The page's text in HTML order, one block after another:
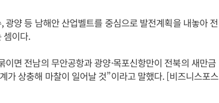
광양 등 남해안 산업벨트를 중심으로 발전계획을 내놓아 전
셈이다.
면 전남의 무안공항과 광양·목포신항만이 전북의 새만금
가 상충해 마찰이 일어날 것”이라고 말했다. [비즈니스포스